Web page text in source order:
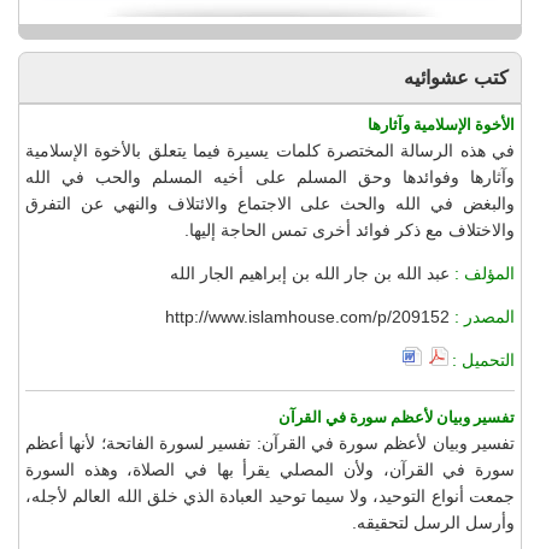
كتب عشوائيه
الأخوة الإسلامية وآثارها
في هذه الرسالة المختصرة كلمات يسيرة فيما يتعلق بالأخوة الإسلامية
وآثارها وفوائدها وحق المسلم على أخيه المسلم والحب في الله
والبغض في الله والحث على الاجتماع والائتلاف والنهي عن التفرق
والاختلاف مع ذكر فوائد أخرى تمس الحاجة إليها.
المؤلف : عبد الله بن جار الله بن إبراهيم الجار الله
المصدر : http://www.islamhouse.com/p/209152
التحميل :
تفسير وبيان لأعظم سورة في القرآن
تفسير وبيان لأعظم سورة في القرآن: تفسير لسورة الفاتحة؛ لأنها أعظم
سورة في القرآن، ولأن المصلي يقرأ بها في الصلاة، وهذه السورة
جمعت أنواع التوحيد، ولا سيما توحيد العبادة الذي خلق الله العالم لأجله،
وأرسل الرسل لتحقيقه.